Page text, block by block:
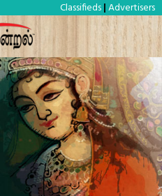
Classifieds | Advertisers